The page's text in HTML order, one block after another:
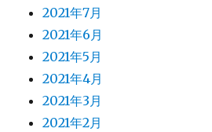
2021年7月
2021年6月
2021年5月
2021年4月
2021年3月
2021年2月